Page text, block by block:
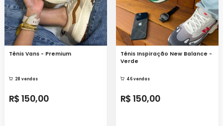
Tênis Vans - Premium
28 vendas
R$ 150,00
Tênis Inspiração New Balance -
Verde
46 vendas
R$ 150,00